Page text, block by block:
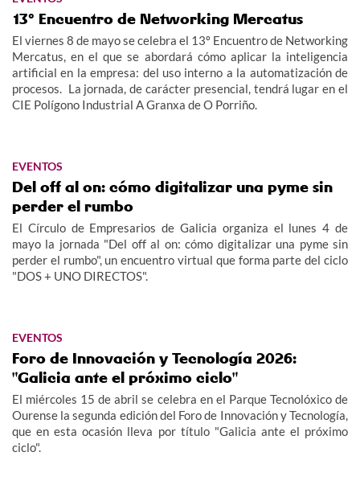
13º Encuentro de Networking Mercatus
El viernes 8 de mayo se celebra el 13º Encuentro de Networking
Mercatus, en el que se abordará cómo aplicar la inteligencia
artificial en la empresa: del uso interno a la automatización de
procesos. La jornada, de carácter presencial, tendrá lugar en el
CIE Polígono Industrial A Granxa de O Porriño.
EVENTOS
Del off al on: cómo digitalizar una pyme sin
perder el rumbo
El Círculo de Empresarios de Galicia organiza el lunes 4 de
mayo la jornada "Del off al on: cómo digitalizar una pyme sin
perder el rumbo", un encuentro virtual que forma parte del ciclo
"DOS + UNO DIRECTOS".
EVENTOS
Foro de Innovación y Tecnología 2026:
"Galicia ante el próximo ciclo"
El miércoles 15 de abril se celebra en el Parque Tecnolóxico de
Ourense la segunda edición del Foro de Innovación y Tecnología,
que en esta ocasión lleva por título "Galicia ante el próximo
ciclo".